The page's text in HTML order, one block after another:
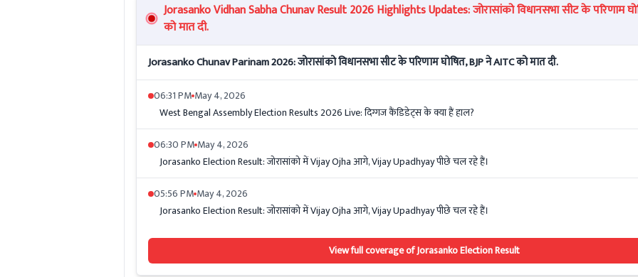
Jorasanko Vidhan Sabha Chunav Result 2026 Highlights Updates: जोरासांको विधानसभा सीट के परिणाम
को मात दी.
Jorasanko Chunav Parinam 2026: जोरासांको विधानसभा सीट के परिणाम घोषित, BJP ने AITC को मात दी.
06:31 PMMay 4, 2026
West Bengal Assembly Election Results 2026 Live: दिग्गज कैंडिडेट्स के क्या हैं हाल?
06:30 PMMay 4, 2026
Jorasanko Election Result: जोरासांको में Vijay Ojha आगे, Vijay Upadhyay पीछे चल रहे हैं।
05:56 PMMay 4, 2026
Jorasanko Election Result: जोरासांको में Vijay Ojha आगे, Vijay Upadhyay पीछे चल रहे हैं।
View full coverage of Jorasanko Election Result